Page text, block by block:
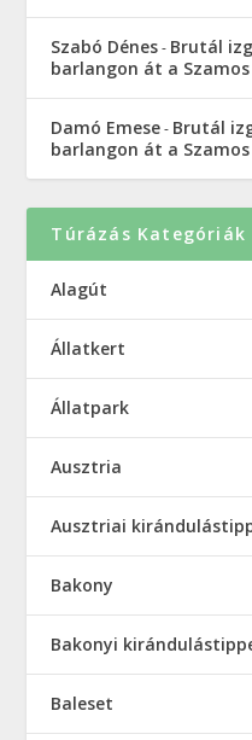
Szabó Dénes- Brutál
barlangon át a
Damó Emese- Brutál
barlangon át a
Túrázás Kategóriák
Alagút
Állatkert
Állatpark
Ausztria
Ausztriai
Bakony
Bakonyi
Baleset